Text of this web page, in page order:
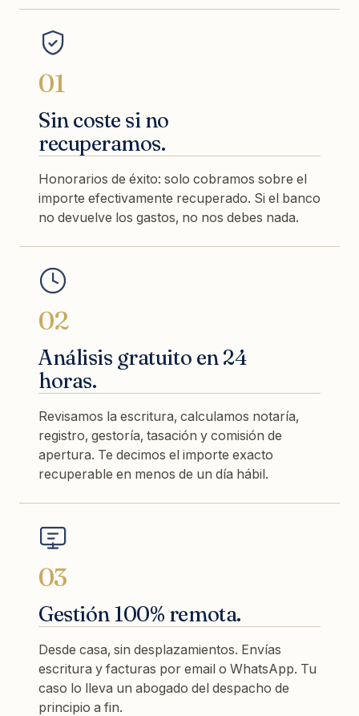
01
Sin coste si no
recuperamos.
Honorarios de éxito: solo cobramos sobre el
importe efectivamente recuperado. Si el banco
no devuelve los gastos, no nos debes nada.
02
Análisis gratuito en 24
horas.
Revisamos la escritura, calculamos notaría,
registro, gestoría, tasación y comisión de
apertura. Te decimos el importe exacto
recuperable en menos de un día hábil.
03
Gestión 100% remota.
Desde casa, sin desplazamientos. Envías
escritura y facturas por email o WhatsApp. Tu
caso lo lleva un abogado del despacho de
principio a fin.